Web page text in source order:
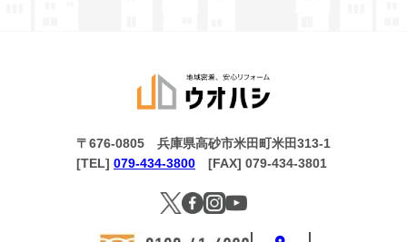
〒676-0805 兵庫県高砂市米田町米田313-1
[TEL] 079-434-3800 [FAX] 079-434-3801